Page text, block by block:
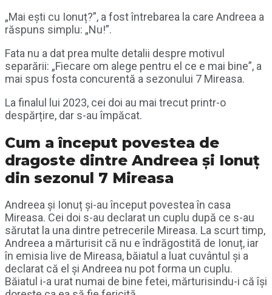
„Mai ești cu Ionuț?”, a fost întrebarea la care Andreea a
răspuns simplu: „Nu!”.
Fata nu a dat prea multe detalii despre motivul
separării: „Fiecare om alege pentru el ce e mai bine”, a
mai spus fosta concurentă a sezonului 7 Mireasa.
La finalul lui 2023, cei doi au mai trecut printr-o
despărțire, dar s-au împăcat.
Cum a început povestea de
dragoste dintre Andreea și Ionuț
din sezonul 7 Mireasa
Andreea și Ionuț și-au început povestea în casa
Mireasa. Cei doi s-au declarat un cuplu după ce s-au
sărutat la una dintre petrecerile Mireasa. La scurt timp,
Andreea a mărturisit că nu e îndrăgostită de Ionuț, iar
în emisia live de Mireasa, băiatul a luat cuvântul și a
declarat că el și Andreea nu pot forma un cuplu.
Băiatul i-a urat numai de bine fetei, mărturisindu-i că își